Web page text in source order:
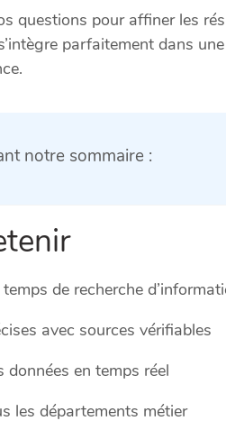
questions pour affiner les
parfaitement dans
notre sommaire :
de recherche
avec sources vérifiables
en temps réel
les départements métier